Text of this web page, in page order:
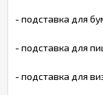
- подставка для
- подставка для
- подставка для